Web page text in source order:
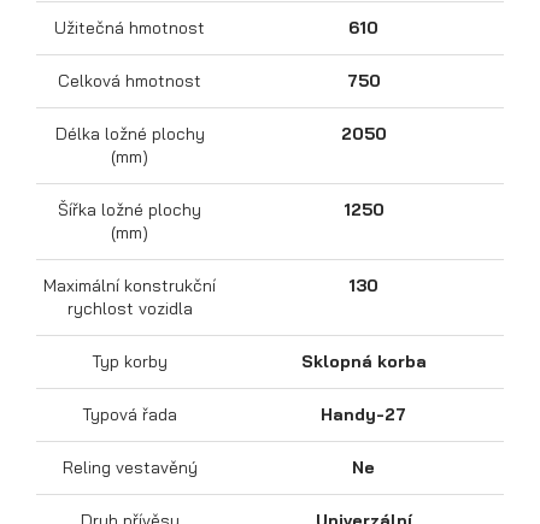
Přepravníky motocyklů
Užitečná hmotnost 610
Celková hmotnost 750
Délka ložné plochy
(mm)
2050
Šířka ložné plochy
(mm)
1250
Maximální konstrukční
rychlost vozidla
130
Typ korby Sklopná korba
Typová řada Handy-27
Reling vestavěný Ne